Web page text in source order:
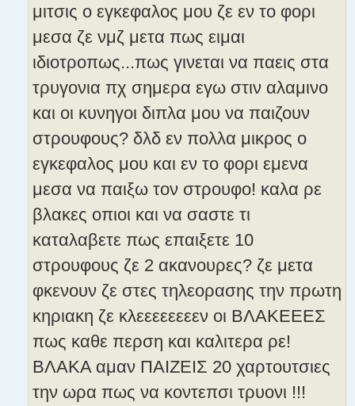
μιτσις ο εγκεφαλος μου ζε εν το φορι
μεσα ζε νμζ μετα πως ειμαι
ιδιοτροπως...πως γινεται να παεις στα
τρυγονια πχ σημερα εγω στιν αλαμινο
και οι κυνηγοι διπλα μου να παιζουν
στρουφους? δλδ εν πολλα μικρος ο
εγκεφαλος μου και εν το φορι εμενα
μεσα να παιξω τον στρουφο! καλα ρε
βλακες οπιοι και να σαστε τι
καταλαβετε πως επαιξετε 10
στρουφους ζε 2 ακανουρες? ζε μετα
φκενουν ζε στες τηλεορασης την πρωτη
κηριακη ζε κλεεεεεεεεν οι ΒΛΑΚΕΕΕΣ
πως καθε περση και καλιτερα ρε!
ΒΛΑΚΑ αμαν ΠΑΙΖΕΙΣ 20 χαρτουτσιες
την ωρα πως να κοντεπσι τρυονι !!!